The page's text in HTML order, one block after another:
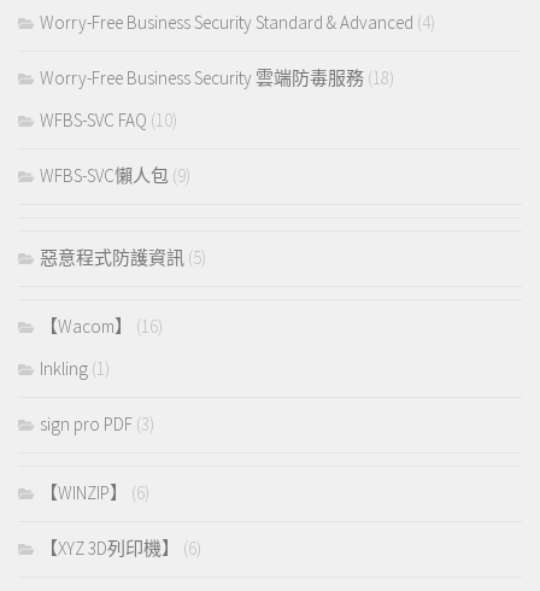
Worry-Free Business Security Standard & Advanced (4)
Worry-Free Business Security 雲端防毒服務 (18)
WFBS-SVC FAQ (10)
WFBS-SVC懶人包 (9)
惡意程式防護資訊 (5)
【Wacom】
(16)
Inkling (1)
sign pro PDF (3)
【WINZIP】 (6)
【XYZ 3D列印機】 (6)